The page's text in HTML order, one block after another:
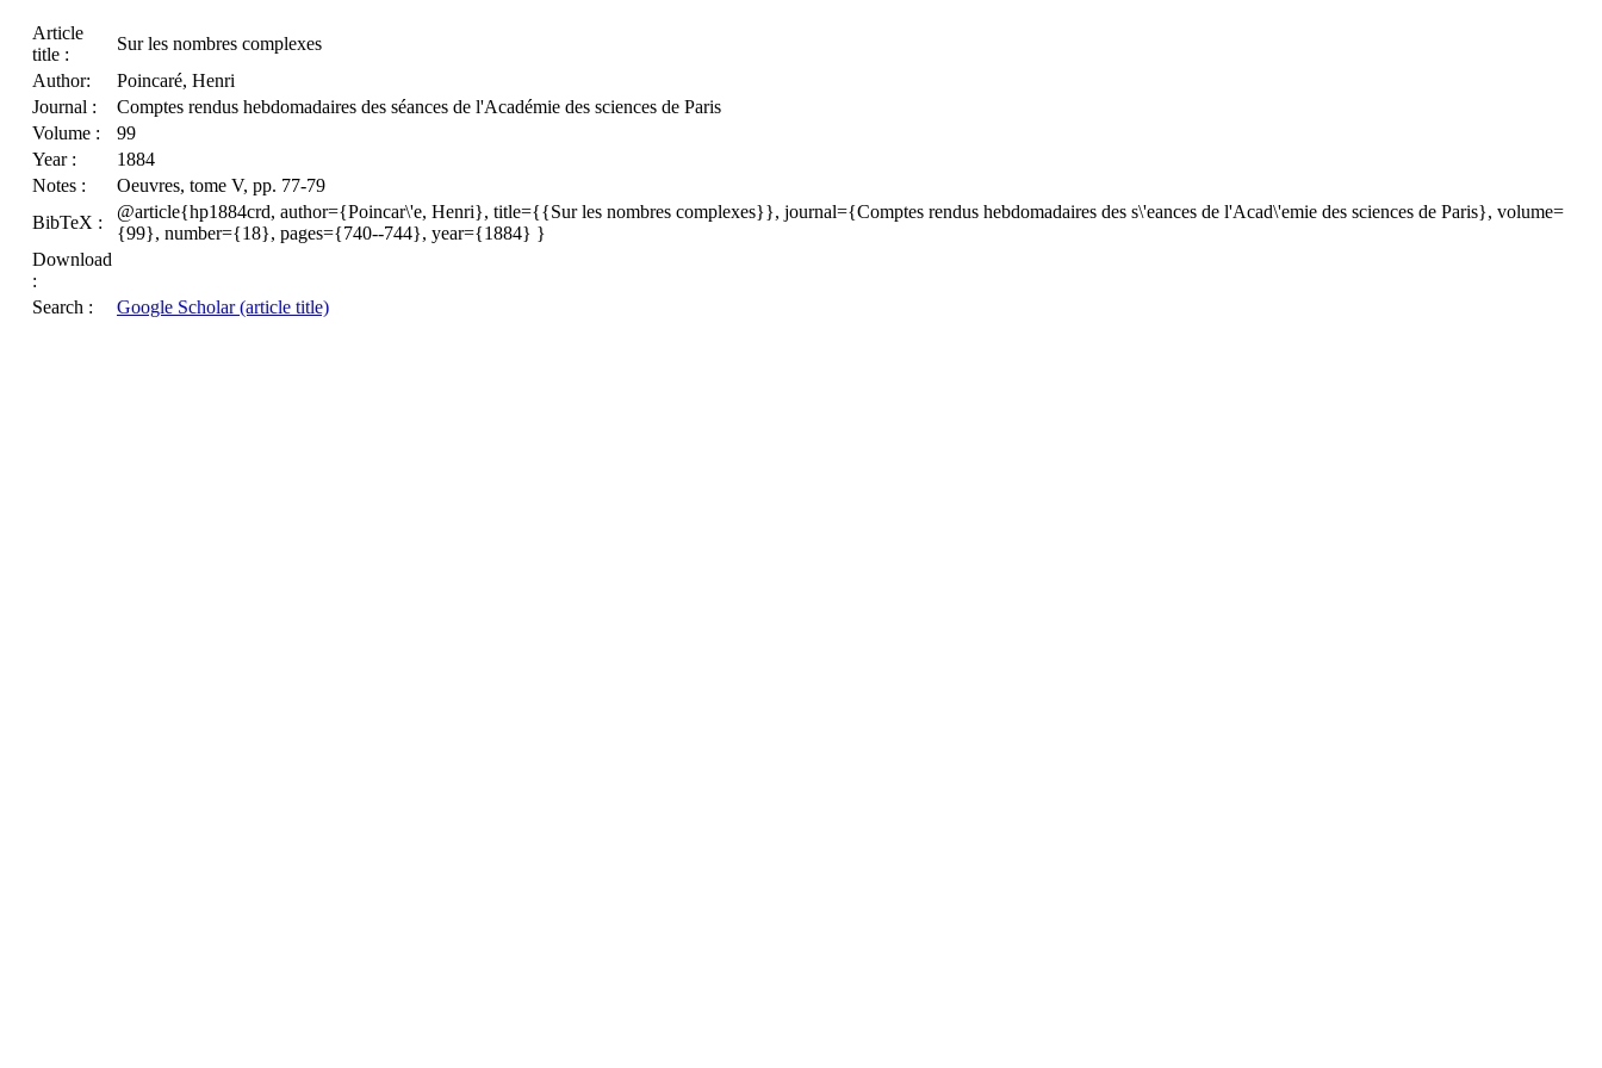
Article
title :
Sur les nombres complexes
Author:
Poincaré, Henri
Journal :
Comptes rendus hebdomadaires des séances de l'Académie des sciences de Paris
Volume :
99
Year :
1884
Notes :
Oeuvres, tome V, pp. 77-79
BibTeX :
@article{hp1884crd, author={Poincar\'e, Henri}, title={{Sur les nombres complexes}}, journal={Comptes rendus hebdomadaires des s\'eances de l'Acad\'emie des sciences de Paris}, volume=
{99}, number={18}, pages={740--744}, year={1884} }
Download
:
Search :
Google Scholar (article title)